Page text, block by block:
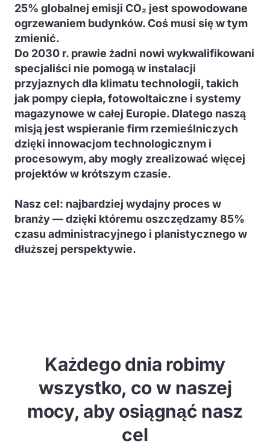
25% globalnej emisji CO₂ jest spowodowane
ogrzewaniem budynków. Coś musi się w tym
zmienić.
Do 2030 r. prawie żadni nowi wykwalifikowani
specjaliści nie pomogą w instalacji
przyjaznych dla klimatu technologii, takich
jak pompy ciepła, fotowoltaiczne i systemy
magazynowe w całej Europie. Dlatego naszą
misją jest wspieranie firm rzemieślniczych
dzięki innowacjom technologicznym i
procesowym, aby mogły zrealizować więcej
projektów w krótszym czasie.
Nasz cel: najbardziej wydajny proces w
branży — dzięki któremu oszczędzamy 85%
czasu administracyjnego i planistycznego w
dłuższej perspektywie.
Każdego dnia robimy
wszystko, co w naszej
mocy, aby osiągnąć nasz
cel